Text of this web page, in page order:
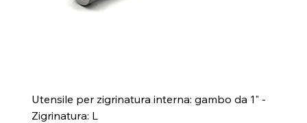
Utensile per zigrinatura interna: gambo da 1" -
Zigrinatura: L